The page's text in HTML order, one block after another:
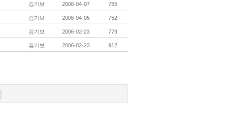
김기보 2006-04-07 755
김기보 2006-04-05 752
김기보 2006-02-23 779
김기보 2006-02-23 912